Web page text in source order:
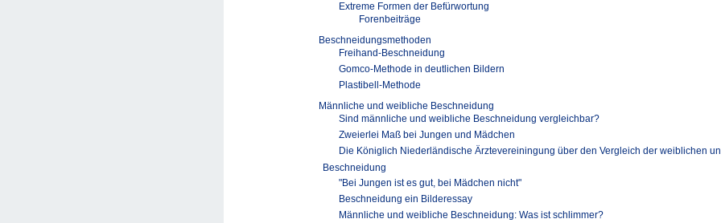
Extreme Formen der Befürwortung
Forenbeiträge
Beschneidungsmethoden
Freihand-Beschneidung
Gomco-Methode in deutlichen Bildern
Plastibell-Methode
Männliche und weibliche Beschneidung
Sind männliche und weibliche Beschneidung vergleichbar?
Zweierlei Maß bei Jungen und Mädchen
Die Königlich Niederländische Ärztevereiningung über den Vergleich der weiblichen
Beschneidung
"Bei Jungen ist es gut, bei Mädchen nicht"
Beschneidung ein Bilderessay
Männliche und weibliche Beschneidung: Was ist schlimmer?